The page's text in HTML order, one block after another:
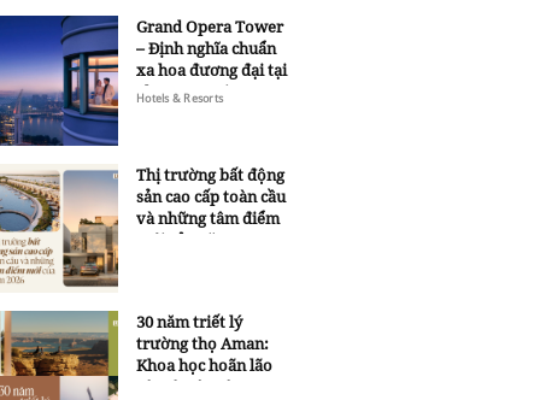
Grand Opera Tower
– Định nghĩa chuẩn
xa hoa đương đại tại
Sheraton Saigon
Hotels & Resorts
Thị trường bất động
sản cao cấp toàn cầu
và những tâm điểm
mới của năm 2026
30 năm triết lý
trường thọ Aman:
Khoa học hoãn lão
và trí tuệ ngàn xưa